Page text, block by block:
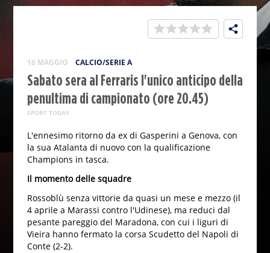
16 MAGGIO CALCIO/SERIE A
Sabato sera al Ferraris l'unico anticipo della
penultima di campionato (ore 20.45)
SPORT TODAY
L'ennesimo ritorno da ex di Gasperini a Genova, con
la sua Atalanta di nuovo con la qualificazione
Champions in tasca.
Il momento delle squadre
Rossoblù senza vittorie da quasi un mese e mezzo (il
4 aprile a Marassi contro l'Udinese), ma reduci dal
pesante pareggio del Maradona, con cui i liguri di
Vieira hanno fermato la corsa Scudetto del Napoli di
Conte (2-2).